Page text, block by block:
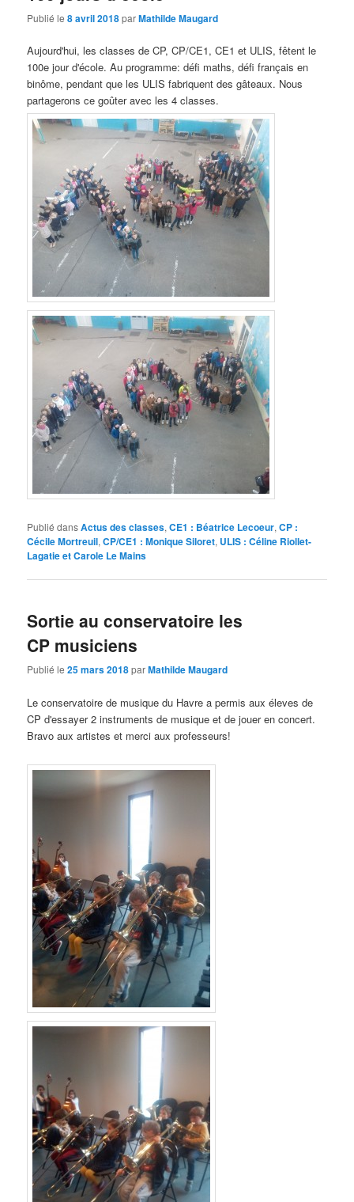
Publié le8 avril 2018parMathilde Maugard
Aujourd'hui, les classes de CP, CP/CE1, CE1 et ULIS, fêtent le
100e jour d'école. Au programme: défi maths, défi français en
binôme, pendant que les ULIS fabriquent des gâteaux. Nous
partagerons ce goûter avec les 4 classes.
Publié dansActus des classes,CE1 : Béatrice Lecoeur,CP :
Cécile Mortreuil,CP/CE1 : Monique Siloret, ULIS : Céline Riollet-
Lagatie et Carole Le Mains
Sortie au conservatoire les
CP musiciens
Publié le25 mars 2018parMathilde Maugard
Le conservatoire de musique du Havre a permis aux éleves de
CP d'essayer 2 instruments de musique et de jouer en concert.
Bravo aux artistes et merci aux professeurs!